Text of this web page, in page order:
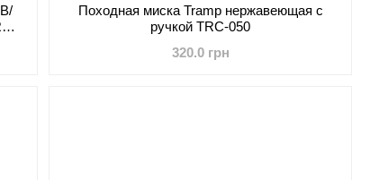
Походная миска Tramp нержавеющая с
ручкой TRC-050
320.0 грн